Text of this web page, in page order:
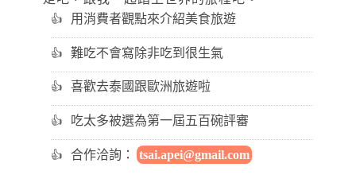
用消費者觀點來介紹美食旅遊
難吃不會寫除非吃到很生氣
喜歡去泰國跟歐洲旅遊啦
吃太多被選為第一屆五百碗評審
合作洽詢： tsai.apei@gmail.com